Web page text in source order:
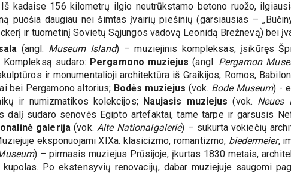
kadaise 156 kilometrų ilgio neutrūkstamo betono ruožo,
puošia daugiau nei šimtas įvairių piešinių (garsiausias –
ir tuometinį Sovietų Sąjungos vadovą Leonidą Brežnevą) bei
(angl. Museum Island) – muziejinis kompleksas, įsikūręs
Kompleksą sudaro: Pergamono muziejus (angl. Pergamon
ir monumentalioji architektūra iš Graikijos, Romos,
bei Pergamono altorius; Bodės muziejus (vok. Bode Museum) -
ir numizmatikos kolekcijos; Naujasis muziejus (vok. Neues
dalį sudaro senovės Egipto artefaktai, tame tarpe ir garsusis
galerija(vok.Alte Nationalgalerie) – sukurta vokiečių
eksponuojami XIXa. klasicizmo, romantizmo, biedermeier,
) – pirmasis muziejus Prūsijoje, įkurtas 1830 metais,
Po ekstensyvių renovacijų, dabar muziejuje saugomi